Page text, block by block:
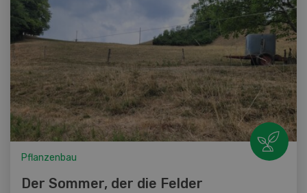
Pflanzenbau
Der Sommer, der die Felder